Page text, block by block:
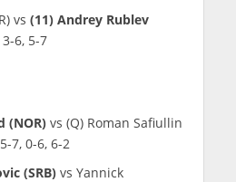
vs (11) Andrey Rublev
6, 5-7
(NOR)vs (Q) Roman Safiullin
7, 0-6, 6-2
(SRB)vs Yannick